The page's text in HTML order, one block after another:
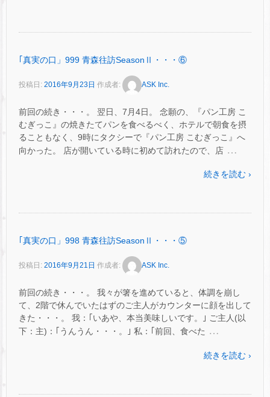
｢真実の口」999 青森往訪SeasonⅡ・・・⑥
投稿日: 2016年9月23日 作成者: ASK Inc.
前回の続き・・・。 翌日、7月4日。 念願の、『パン工房 こ
むぎっこ』の焼きたてパンを食べるべく、ホテルで朝食を摂
ることもなく、9時にタクシーで『パン工房 こむぎっこ』へ
向かった。 店が開いている時に初めて訪れたので、店 …
続きを読む ›
｢真実の口」998 青森往訪SeasonⅡ・・・⑤
投稿日: 2016年9月21日 作成者: ASK Inc.
前回の続き・・・。 我々が箸を進めていると、体調を崩し
て、2階で休んでいたはずのご主人がカウンターに顔を出して
きた・・・。 我：｢いあや、本当美味しいです。｣ ご主人(以
下：主)：｢うんうん・・・。｣ 私：｢前回、食べた …
続きを読む ›